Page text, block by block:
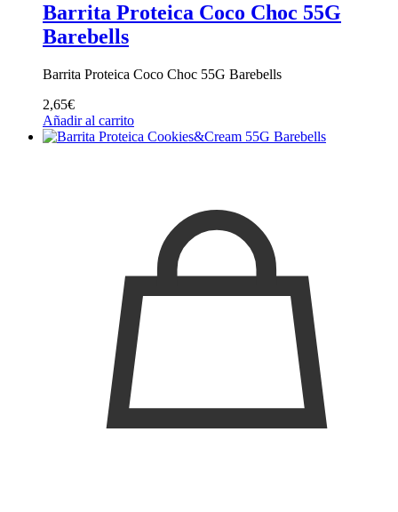
Barrita Proteica Coco Choc 55G
Barebells
Barrita Proteica Coco Choc 55G Barebells
2,65€
Añadir al carrito